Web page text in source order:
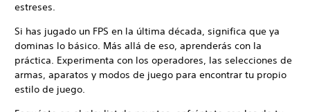
estreses.
Si has jugado un FPS en la última década, significa que ya
dominas lo básico. Más allá de eso, aprenderás con la
práctica. Experimenta con los operadores, las selecciones de
armas, aparatos y modos de juego para encontrar tu propio
estilo de juego.